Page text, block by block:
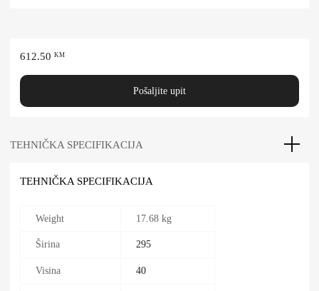
612.50 KM
Pošaljite upit
TEHNIČKA SPECIFIKACIJA
TEHNIČKA SPECIFIKACIJA
Weight 17.68 kg
Širina 295
Visina 40